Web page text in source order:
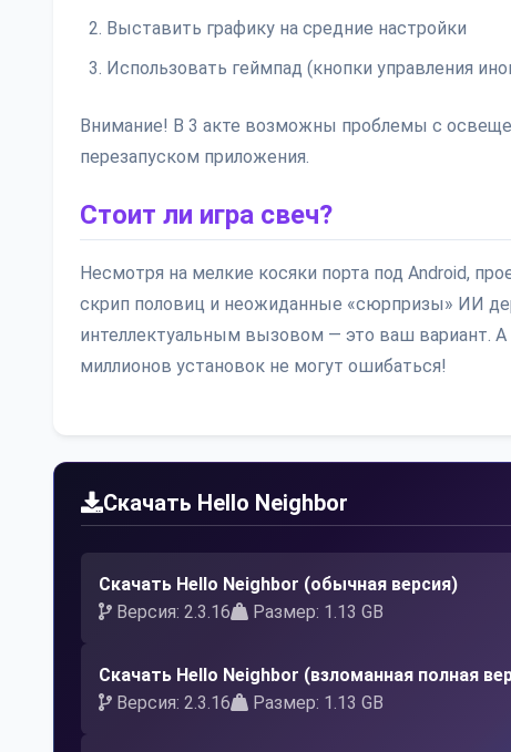
Выставить графику на средние настройки
Использовать геймпад (кнопки управления
Внимание! В 3 акте возможны проблемы с
перезапуском приложения.
Стоит ли игра свеч?
Несмотря на мелкие косяки порта под Android,
скрип половиц и неожиданные «сюрпризы» ИИ
интеллектуальным вызовом — это ваш вариант.
миллионов установок не могут ошибаться!
Скачать Hello Neighbor
Скачать Hello Neighbor (обычная версия)
Версия: 2.3.16
Размер: 1.13 GB
Скачать Hello Neighbor (взломанная полная
Версия: 2.3.16
Размер: 1.13 GB